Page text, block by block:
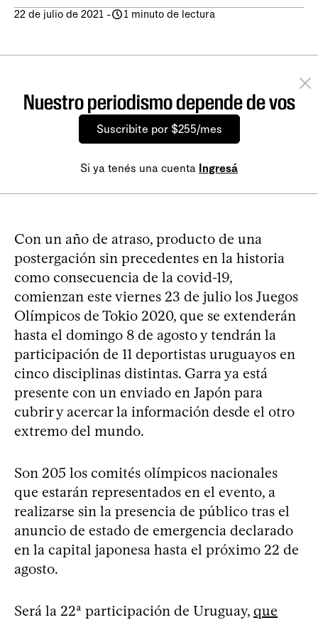
22 de julio de 2021 - 1 minuto de lectura
Nuestro periodismo depende de vos
Suscribite por $255/mes
Si ya tenés una cuenta Ingresá
Con un año de atraso, producto de una
postergación sin precedentes en la historia
como consecuencia de la covid-19,
comienzan este viernes 23 de julio los Juegos
Olímpicos de Tokio 2020, que se extenderán
hasta el domingo 8 de agosto y tendrán la
participación de 11 deportistas uruguayos en
cinco disciplinas distintas. Garra ya está
presente con un enviado en Japón para
cubrir y acercar la información desde el otro
extremo del mundo.
Son 205 los comités olímpicos nacionales
que estarán representados en el evento, a
realizarse sin la presencia de público tras el
anuncio de estado de emergencia declarado
en la capital japonesa hasta el próximo 22 de
agosto.
Será la 22ª participación de Uruguay, que